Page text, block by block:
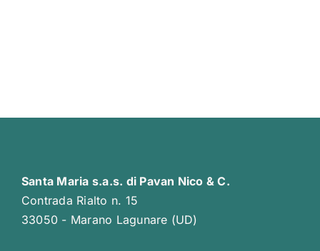
Santa Maria s.a.s. di Pavan Nico & C.
Contrada Rialto n. 15
33050 - Marano Lagunare (UD)